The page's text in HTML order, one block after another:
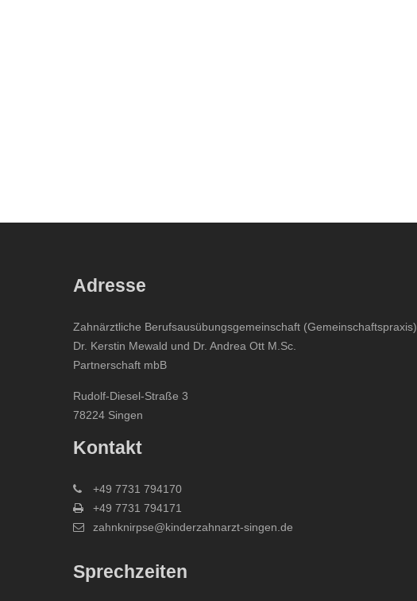
Adresse
Zahnärztliche Berufsausübungsgemeinschaft (Gemeinschaftspraxis)
Dr. Kerstin Mewald und Dr. Andrea Ott M.Sc.
Partnerschaft mbB
Rudolf-Diesel-Straße 3
78224 Singen
Kontakt
+49 7731 794170
+49 7731 794171
zahnknirpse@kinderzahnarzt-singen.de
Sprechzeiten